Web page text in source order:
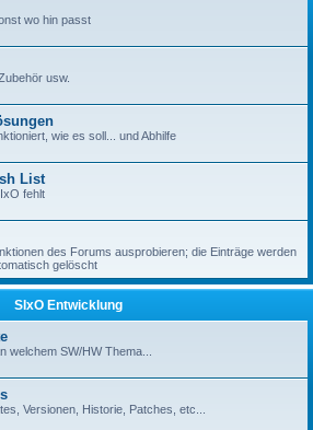
wo hin passt
usw.
wie es soll... und Abhilfe
List
fehlt
des Forums ausprobieren; die Einträge werden
gelöscht
SIxO Entwicklung
welchem SW/HW Thema...
Versionen, Historie, Patches, etc...